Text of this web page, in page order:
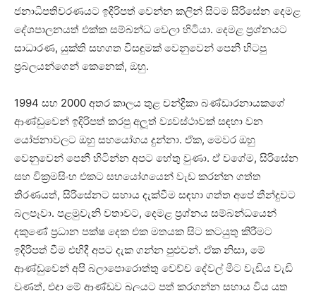
ජනාධිපතිවරණයට ඉදිරිපත් වෙන්න කලින් සිටම සිරිසේන දෙමළ
දේශපාලනයත් එක්ක සම්බන්ධ වෙලා හිටියා. දෙමළ ප‍්‍රශ්නයට
සාධාරණ, යුක්ති සහගත විසඳුමක් වෙනුවෙන් පෙනී හිටපු
ප‍්‍රබලයන්ගෙන් කෙනෙක්, ඔහු.
1994 සහ 2000 අතර කාලය තුළ චන්ද්‍රිකා බණ්ඩාරනායකගේ
ආණ්ඩුවෙන් ඉදිරිපත් කරපු අලූත් ව්‍යවස්ථාවක් සඳහා වන
යෝජනාවලට ඔහු සහයෝගය දුන්නා. ඒක, මෙවර ඔහු
වෙනුවෙන් පෙනී හිටින්න අපට හේතු වුණා. ඒ වගේම, සිරිසේන
සහ වික‍්‍රමසිංහ එකට සහයෝගයෙන් වැඩ කරන්න ගත්ත
තීරණයත්, සිරිසේනට සහාය දැක්වීම සඳහා ගත්ත අපේ තීන්දුවට
බලපෑවා. පළමුවැනි වතාවට, දෙමළ ප‍්‍රශ්නය සම්බන්ධයෙන්
දකුණේ ප‍්‍රධාන පක්ෂ දෙක එක මතයක සිට කටයුතු කිරීමට
ඉදිරිපත් වීම එහිදී අපට දැක ගන්න පුළුවන්. ඒක නිසා, මේ
ආණ්ඩුවෙන් අපි බලාපොරොත්තු වෙච්ච දේවල් මීට වැඩිය වැඩි
වුණත්, එදා මේ ආණ්ඩුව බලයට පත් කරගන්න සහාය විය යුතු